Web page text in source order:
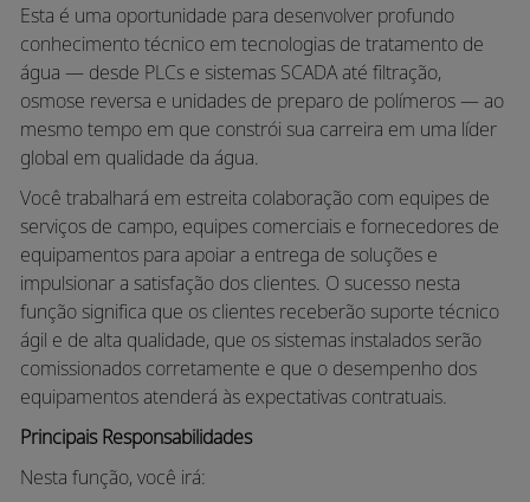
Esta é uma oportunidade para desenvolver profundo
conhecimento técnico em tecnologias de tratamento de
água — desde PLCs e sistemas SCADA até filtração,
osmose reversa e unidades de preparo de polímeros — ao
mesmo tempo em que constrói sua carreira em uma líder
global em qualidade da água.
Você trabalhará em estreita colaboração com equipes de
serviços de campo, equipes comerciais e fornecedores de
equipamentos para apoiar a entrega de soluções e
impulsionar a satisfação dos clientes. O sucesso nesta
função significa que os clientes receberão suporte técnico
ágil e de alta qualidade, que os sistemas instalados serão
comissionados corretamente e que o desempenho dos
equipamentos atenderá às expectativas contratuais.
Principais Responsabilidades
Nesta função, você irá: